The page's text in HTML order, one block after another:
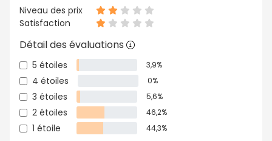
Niveau des prix
Satisfaction
Détail des évaluations
5 étoiles 3,9%
4 étoiles 0%
3 étoiles 5,6%
2 étoiles 46,2%
1 étoile 44,3%